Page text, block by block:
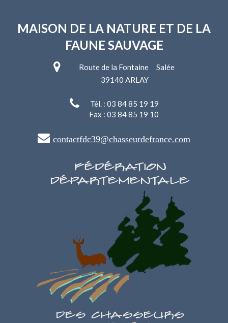
MAISON DE LA NATURE ET DE LA
FAUNE SAUVAGE
Route de la Fontaine Salée
39140 ARLAY
Tél. : 03 84 85 19 19
Fax : 03 84 85 19 10
contactfdc39@chasseurdefrance.com